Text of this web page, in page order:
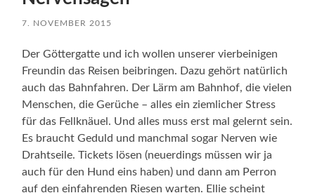
7. NOVEMBER 2015
Der Göttergatte und ich wollen unserer vierbeinigen
Freundin das Reisen beibringen. Dazu gehört natürlich
auch das Bahnfahren. Der Lärm am Bahnhof, die vielen
Menschen, die Gerüche – alles ein ziemlicher Stress
für das Fellknäuel. Und alles muss erst mal gelernt sein.
Es braucht Geduld und manchmal sogar Nerven wie
Drahtseile. Tickets lösen (neuerdings müssen wir ja
auch für den Hund eins haben) und dann am Perron
auf den einfahrenden Riesen warten. Ellie scheint